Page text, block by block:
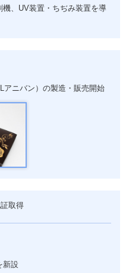
、UV装置・ちぢみ装置を導
アニバン）の製造・販売開始
取得
新設